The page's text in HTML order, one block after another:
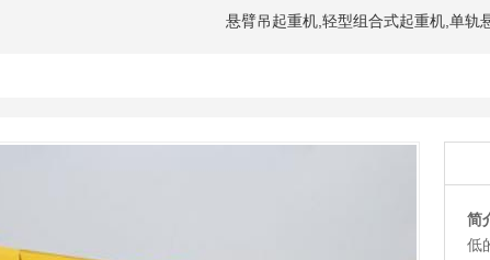
悬臂吊起重机,轻型组合式起重机,单轨
简
低